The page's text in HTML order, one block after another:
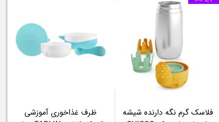
فلاسک گرم نگه دارنده شیشه
ظرف غذاخوری آموزشی